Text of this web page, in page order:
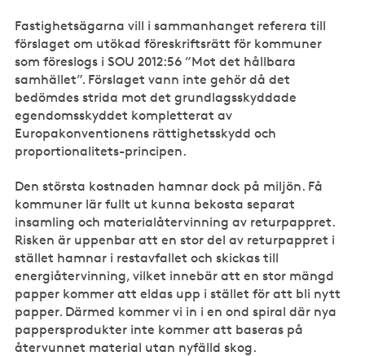
Fastighetsägarna vill i sammanhanget referera till
förslaget om utökad föreskriftsrätt för kommuner
som föreslogs i SOU 2012:56 ”Mot det hållbara
samhället”. Förslaget vann inte gehör då det
bedömdes strida mot det grundlagsskyddade
egendomsskyddet kompletterat av
Europakonventionens rättighetsskydd och
proportionalitets-principen.
Den största kostnaden hamnar dock på miljön. Få
kommuner lär fullt ut kunna bekosta separat
insamling och materialåtervinning av returpappret.
Risken är uppenbar att en stor del av returpappret i
stället hamnar i restavfallet och skickas till
energiåtervinning, vilket innebär att en stor mängd
papper kommer att eldas upp i stället för att bli nytt
papper. Därmed kommer vi in i en ond spiral där nya
pappersprodukter inte kommer att baseras på
återvunnet material utan nyfälld skog.